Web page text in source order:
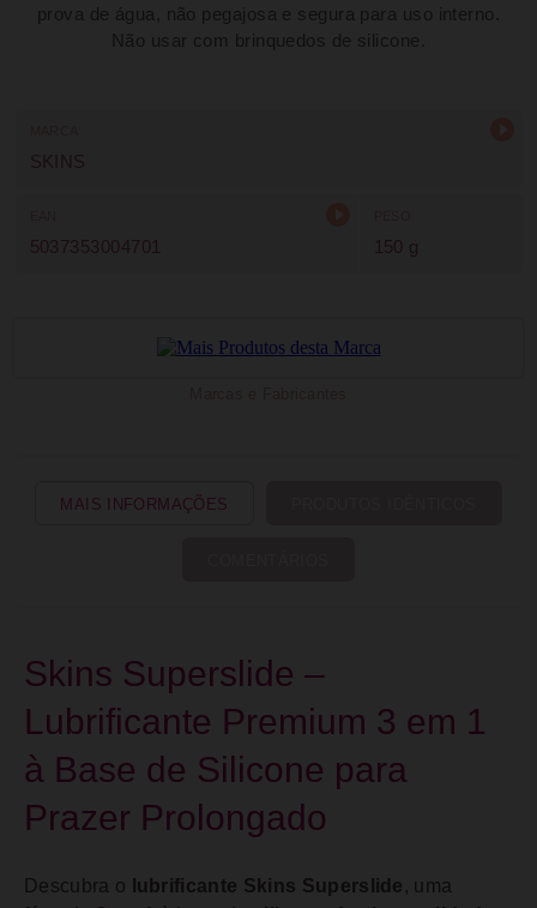
prova de água, não pegajosa e segura para uso interno.
Não usar com brinquedos de silicone.
SKINS
5037353004701 150 g
MAIS INFORMAÇÕES
Skins Superslide –
Lubrificante Premium 3 em 1
à Base de Silicone para
Prazer Prolongado
Descubra o lubrificante Skins Superslide , uma